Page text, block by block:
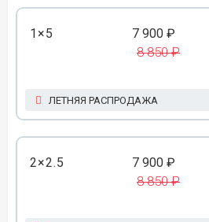
1×5 7 900 ₽
8 850 ₽
ЛЕТНЯЯ РАСПРОДАЖА
2×2.5 7 900 ₽
8 850 ₽